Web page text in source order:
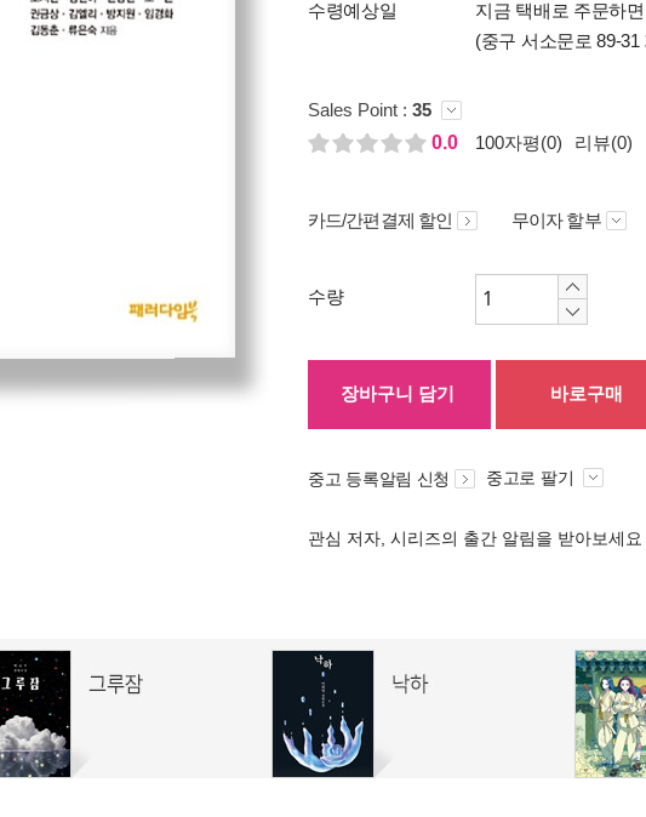
수령예상일
지금 택배로 주문하
(중구 서소문로 89-31
Sales Point : 35
0.0
100자평(0) 리뷰(0)
카드/간편결제 할인 무이자 할부
수량
장바구니 담기 바로구매
중고 등록알림 신청 중고로 팔기
관심 저자, 시리즈의 출간 알림을 받아보세요